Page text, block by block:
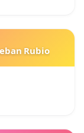
Rubio